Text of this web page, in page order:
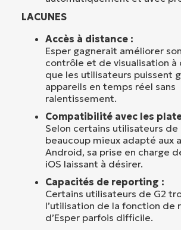
LACUNES
Accès à distance :
Esper gagnerait améliorer
contrôle et de visualisation à
que les utilisateurs puissent
appareils en temps réel sans
ralentissement.
Compatibilité avec les
Selon certains utilisateurs de
beaucoup mieux adapté aux
Android, sa prise en charge
iOS laissant à désirer.
Capacités de reporting :
Certains utilisateurs de G2
l’utilisation de la fonction de
d’Esper parfois difficile.